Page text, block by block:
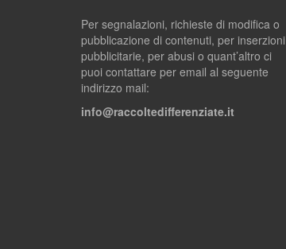
Per segnalazioni, richieste di modifica o
pubblicazione di contenuti, per inserzioni
pubblicitarie, per abusi o quant’altro ci
puoi contattare per email al seguente
indirizzo mail:
info@raccoltedifferenziate.it